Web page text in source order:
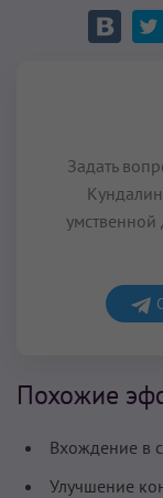
Задать
Похожие
Вхождение в
Улучшение